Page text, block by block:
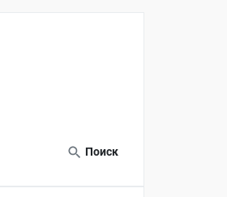
Поиск